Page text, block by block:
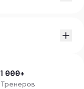
1 000+
Тренеров